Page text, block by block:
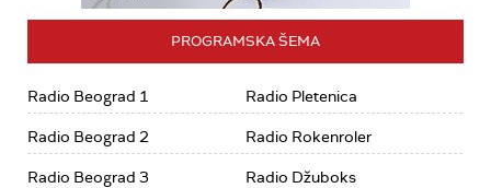
PROGRAMSKA ŠEMA
Radio Beograd 1
Radio Beograd 2
Radio Beograd 3
Radio Pletenica
Radio Rokenroler
Radio Džuboks